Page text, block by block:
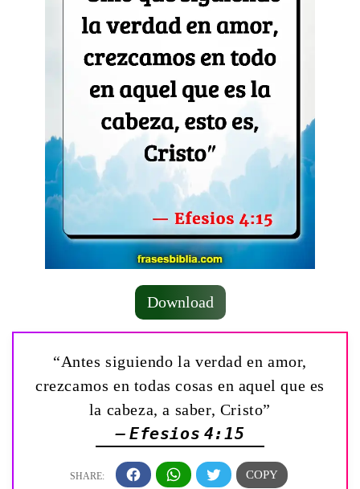
Download
“Antes siguiendo la verdad en amor,
crezcamos en todas cosas en aquel que es
la cabeza, a saber, Cristo”
— Efesios 4:15